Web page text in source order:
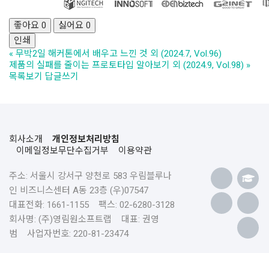
좋아요 0 싫어요 0
인쇄
«무박2일 해커톤에서 배우고 느낀 것 외 (2024.7, Vol.96)
제품의 실패를 줄이는 프로토타입 알아보기 외 (2024.9, Vol.98) »
목록보기 답글쓰기
회사소개
개인정보처리방침
이메일정보무단수집거부
이용약관
주소: 서울시 강서구 양천로 583 우림블루나
인 비즈니스센터 A동 23층 (우)07547
대표전화: 1661-1155 팩스: 02-6280-3128
회사명: (주)영림원소프트랩 대표: 권영
범 사업자번호: 220-81-23474